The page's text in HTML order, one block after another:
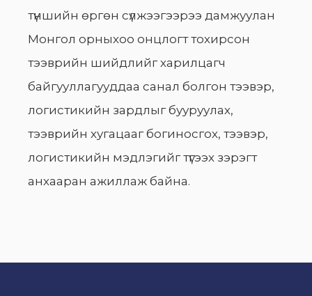
түншийн өргөн сүлжээгээрээ дамжуулан
Монгол орныхоо онцлогт тохирсон
тээврийн шийдлийг харилцагч
байгууллагууддаа санал болгон тээвэр,
логистикийн зардлыг бууруулах,
тээврийн хугацааг богиносгох, тээвэр,
логистикийн мэдлэгийг түгээх зэрэгт
анхааран ажиллаж байна.